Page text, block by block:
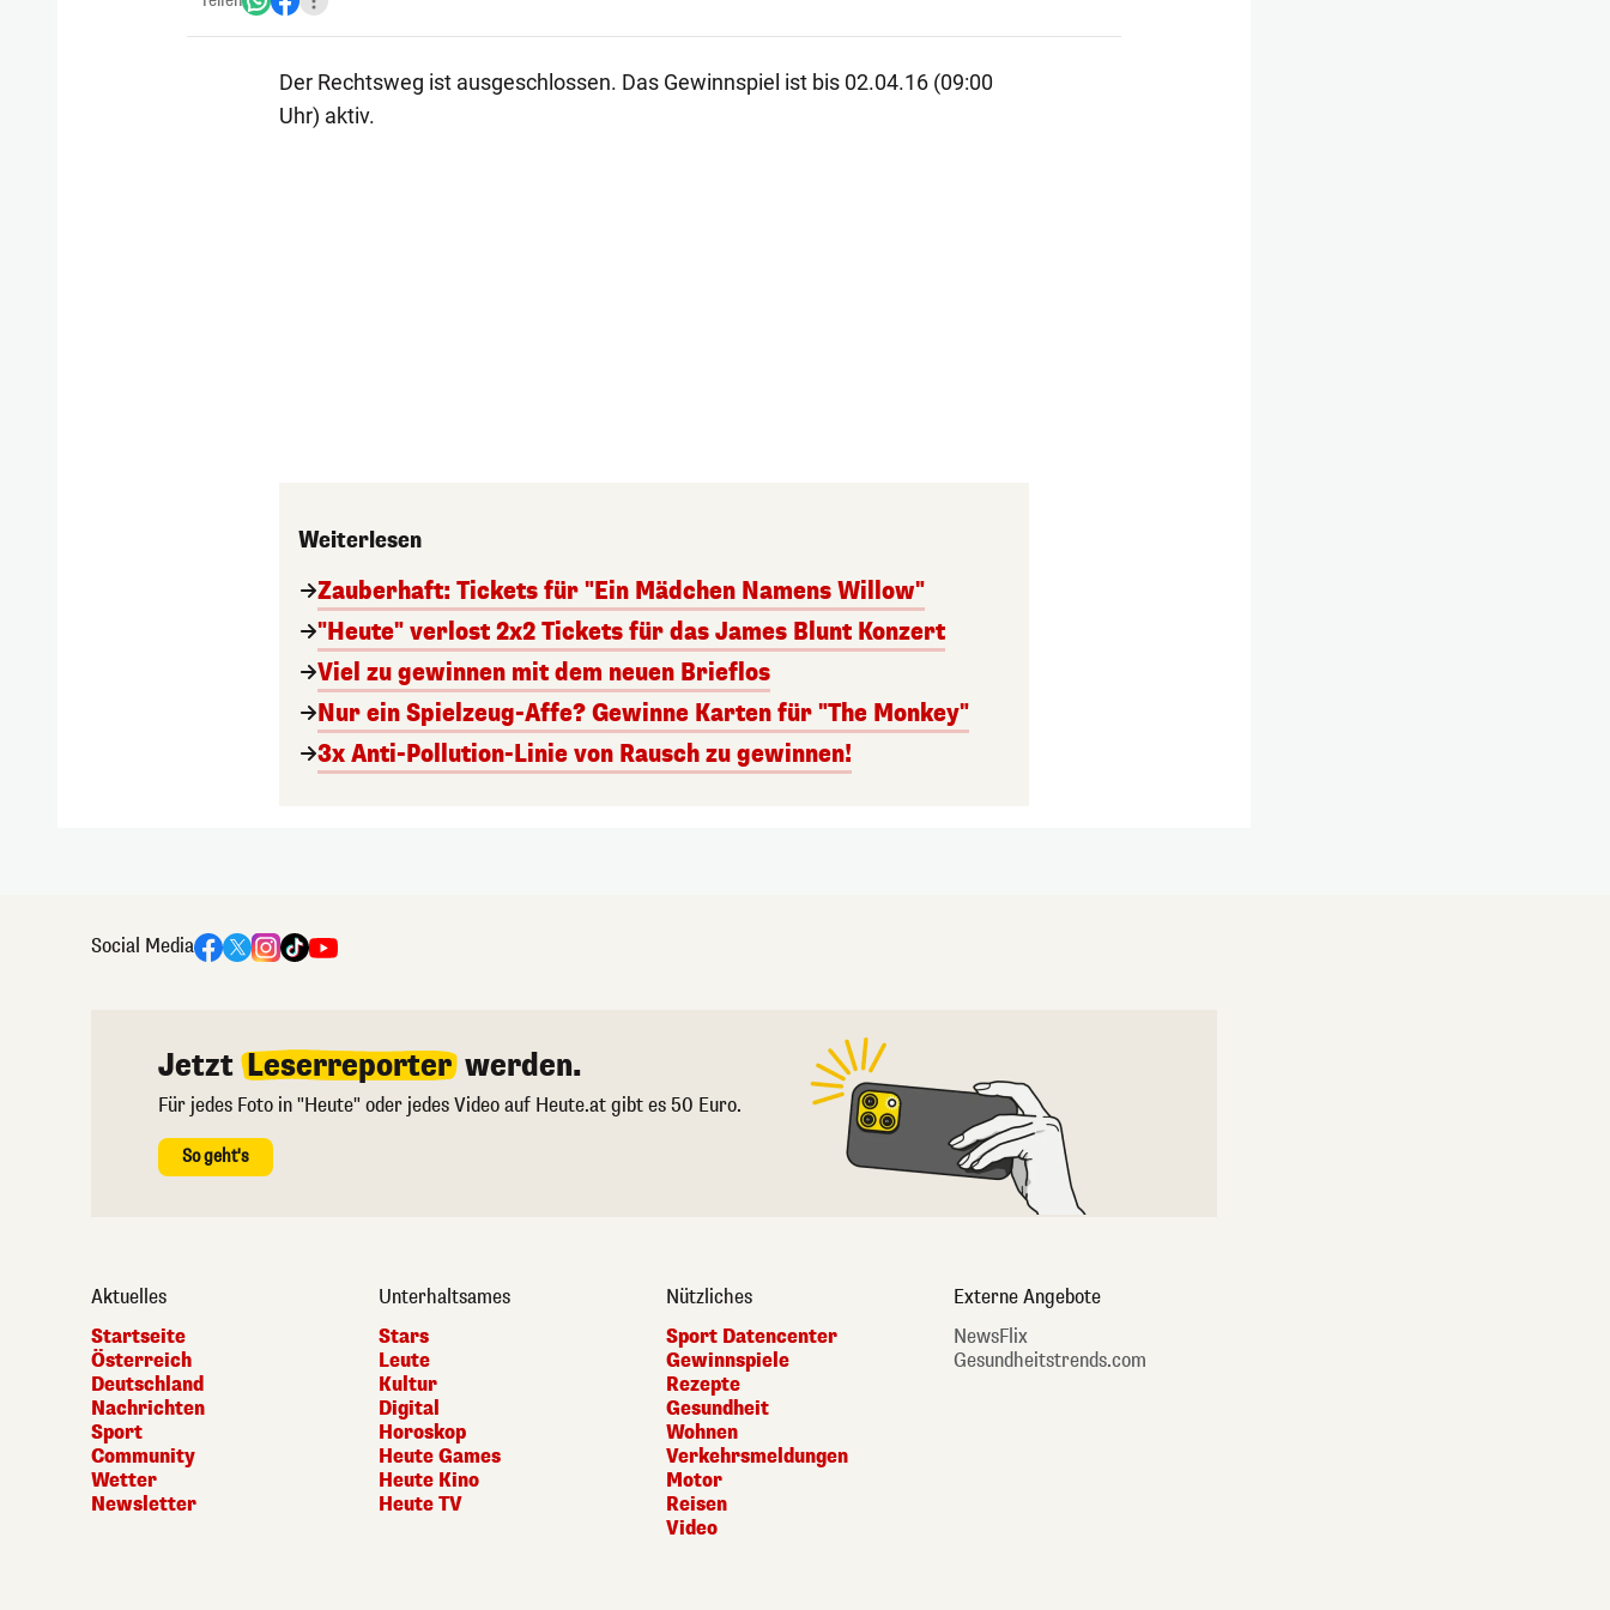
Der Rechtsweg ist ausgeschlossen. Das Gewinnspiel ist bis 02.04.16 (09:00
Uhr) aktiv.
Weiterlesen
Zauberhaft: Tickets für "Ein Mädchen Namens Willow"
"Heute" verlost 2x2 Tickets für das James Blunt Konzert
Viel zu gewinnen mit dem neuen Brieflos
Nur ein Spielzeug-Affe? Gewinne Karten für "The Monkey"
3x Anti-Pollution-Linie von Rausch zu gewinnen!
Social Media
Jetzt Leserreporter werden.
Für jedes Foto in "Heute" oder jedes Video auf Heute.at gibt es 50 Euro.
So geht's
Aktuelles
Startseite
Österreich
Deutschland
Nachrichten
Sport
Community
Wetter
Newsletter
Unterhaltsames
Stars
Leute
Kultur
Digital
Horoskop
Heute Games
Heute Kino
Heute TV
Nützliches
Sport Datencenter
Gewinnspiele
Rezepte
Gesundheit
Wohnen
Verkehrsmeldungen
Motor
Reisen
Video
Externe Angebote
NewsFlix
Gesundheitstrends.com